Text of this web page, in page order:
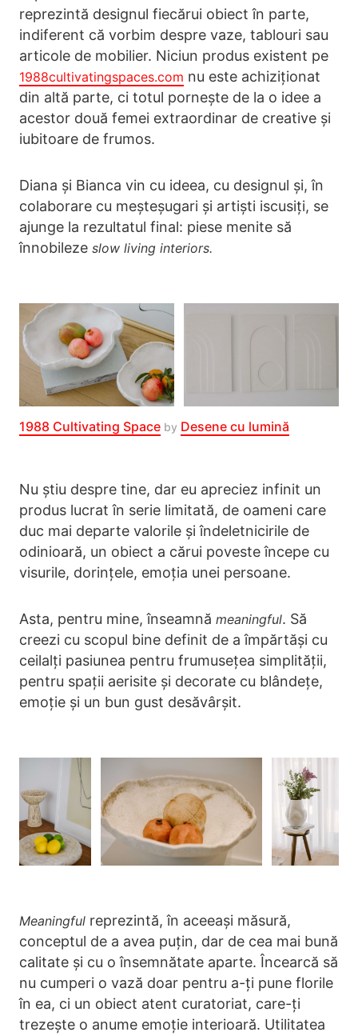
reprezintă designul fiecărui obiect în parte,
indiferent că vorbim despre vaze, tablouri sau
articole de mobilier. Niciun produs existent pe
1988cultivatingspaces.com nu este achiziționat
din altă parte, ci totul pornește de la o idee a
acestor două femei extraordinar de creative și
iubitoare de frumos.
Diana și Bianca vin cu ideea, cu designul și, în
colaborare cu meșteșugari și artiști iscusiți, se
ajunge la rezultatul final: piese menite să
înnobileze slow living interiors.
1988 Cultivating Space by Desene cu lumină
Nu știu despre tine, dar eu apreciez infinit un
produs lucrat în serie limitată, de oameni care
duc mai departe valorile și îndeletnicirile de
odinioară, un obiect a cărui poveste începe cu
visurile, dorințele, emoția unei persoane.
Asta, pentru mine, înseamnă meaningful. Să
creezi cu scopul bine definit de a împărtăși cu
ceilalți pasiunea pentru frumusețea simplității,
pentru spații aerisite și decorate cu blândețe,
emoție și un bun gust desăvârșit.
Meaningful reprezintă, în aceeași măsură,
conceptul de a avea puțin, dar de cea mai bună
calitate și cu o însemnătate aparte. Încearcă să
nu cumperi o vază doar pentru a-ți pune florile
în ea, ci un obiect atent curatoriat, care-ți
trezește o anume emoție interioară. Utilitatea